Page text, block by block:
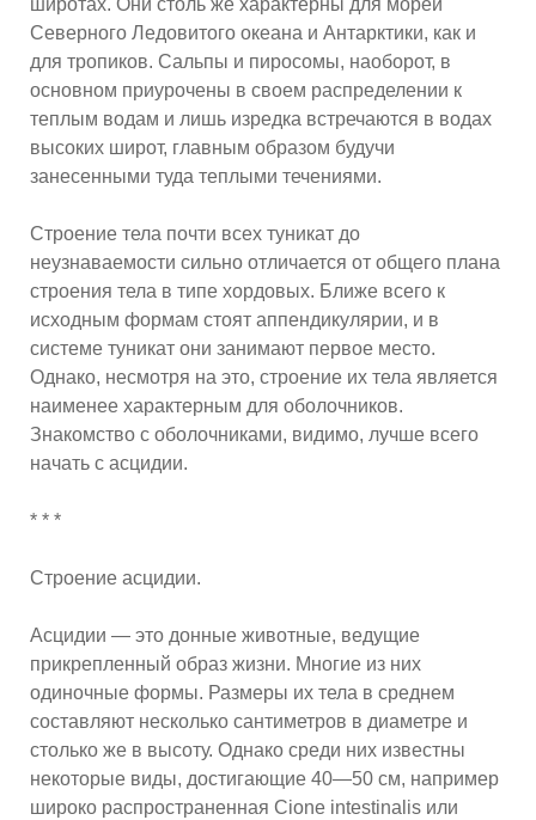
широтах. Они столь же характерны для морей
Северного Ледовитого океана и Антарктики, как и
для тропиков. Сальпы и пиросомы, наоборот, в
основном приурочены в своем распределении к
теплым водам и лишь изредка встречаются в водах
высоких широт, главным образом будучи
занесенными туда теплыми течениями.
Строение тела почти всех туникат до
неузнаваемости сильно отличается от общего плана
строения тела в типе хордовых. Ближе всего к
исходным формам стоят аппендикулярии, и в
системе туникат они занимают первое место.
Однако, несмотря на это, строение их тела является
наименее характерным для оболочников.
Знакомство с оболочниками, видимо, лучше всего
начать с асцидии.
* * *
Строение асцидии.
Асцидии — это донные животные, ведущие
прикрепленный образ жизни. Многие из них
одиночные формы. Размеры их тела в среднем
составляют несколько сантиметров в диаметре и
столько же в высоту. Однако среди них известны
некоторые виды, достигающие 40—50 см, например
широко распространенная Cione intestinalis или